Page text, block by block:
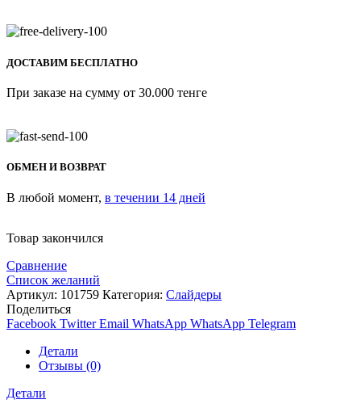
ДОСТАВИМ БЕСПЛАТНО
При заказе на сумму от 30.000 тенге
ОБМЕН И ВОЗВРАТ
В любой момент, в течении 14 дней
Товар закончился
Сравнение
Список желаний
Артикул: 101759 Категория: Слайдеры
Поделиться
Facebook Twitter Email WhatsApp WhatsApp Telegram
Детали
Отзывы (0)
Детали